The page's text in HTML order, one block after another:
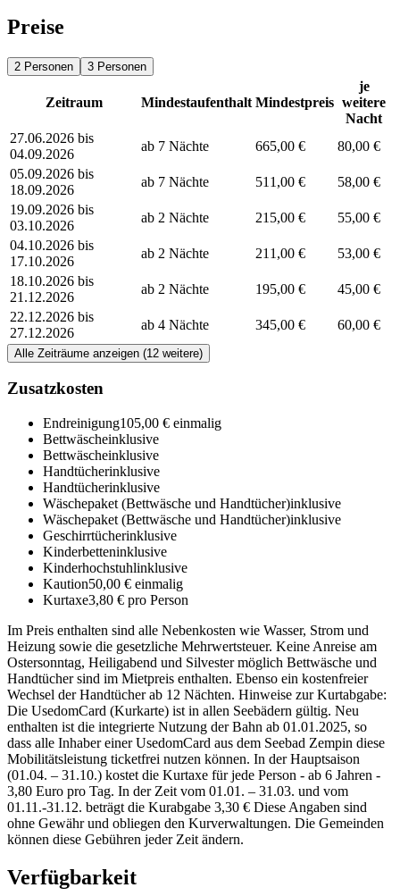
Preise
2 Personen 3 Personen
Zeitraum Mindestaufenthalt Mindestpreis
je
weitere
Nacht
27.06.2026 bis
04.09.2026
ab 7 Nächte 665,00 €
80,00 €
05.09.2026 bis
18.09.2026
ab 7 Nächte 511,00 €
58,00 €
19.09.2026 bis
03.10.2026
ab 2 Nächte 215,00 €
55,00 €
04.10.2026 bis
17.10.2026
ab 2 Nächte 211,00 €
53,00 €
18.10.2026 bis
21.12.2026
ab 2 Nächte 195,00 €
45,00 €
22.12.2026 bis
27.12.2026
ab 4 Nächte 345,00 € 60,00 €
Alle Zeiträume anzeigen (12 weitere)
Zusatzkosten
Endreinigung105,00 € einmalig
Bettwäscheinklusive
Bettwäscheinklusive
Handtücherinklusive
Handtücherinklusive
Wäschepaket (Bettwäsche und Handtücher)inklusive
Wäschepaket (Bettwäsche und Handtücher)inklusive
Geschirrtücherinklusive
Kinderbetteninklusive
Kinderhochstuhlinklusive
Kaution50,00 € einmalig
Kurtaxe3,80 € pro Person
Im Preis enthalten sind alle Nebenkosten wie Wasser, Strom und
Heizung sowie die gesetzliche Mehrwertsteuer. Keine Anreise am
Ostersonntag, Heiligabend und Silvester möglich Bettwäsche und
Handtücher sind im Mietpreis enthalten. Ebenso ein kostenfreier
Wechsel der Handtücher ab 12 Nächten. Hinweise zur Kurtabgabe:
Die UsedomCard (Kurkarte) ist in allen Seebädern gültig. Neu
enthalten ist die integrierte Nutzung der Bahn ab 01.01.2025, so
dass alle Inhaber einer UsedomCard aus dem Seebad Zempin diese
Mobilitätsleistung ticketfrei nutzen können. In der Hauptsaison
(01.04. – 31.10.) kostet die Kurtaxe für jede Person - ab 6 Jahren -
3,80 Euro pro Tag. In der Zeit vom 01.01. – 31.03. und vom
01.11.-31.12. beträgt die Kurabgabe 3,30 € Diese Angaben sind
ohne Gewähr und obliegen den Kurverwaltungen. Die Gemeinden
können diese Gebühren jeder Zeit ändern.
Verfügbarkeit